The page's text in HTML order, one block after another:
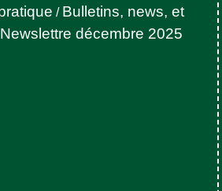
/ Bulletins, news, et
Newslettre décembre 2025